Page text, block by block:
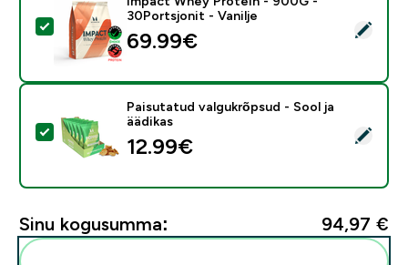
Vali see toode - Impact Whey Protein - 900G -
30Portsjonit - Vanilje
69.99€‎
Vali see toode - Paisutatud valgukrõpsud - Sool ja
Paisutatud valgukrõpsud - Sool ja
äädikas
12.99€‎
Sinu kogusumma: 94,97 €‎